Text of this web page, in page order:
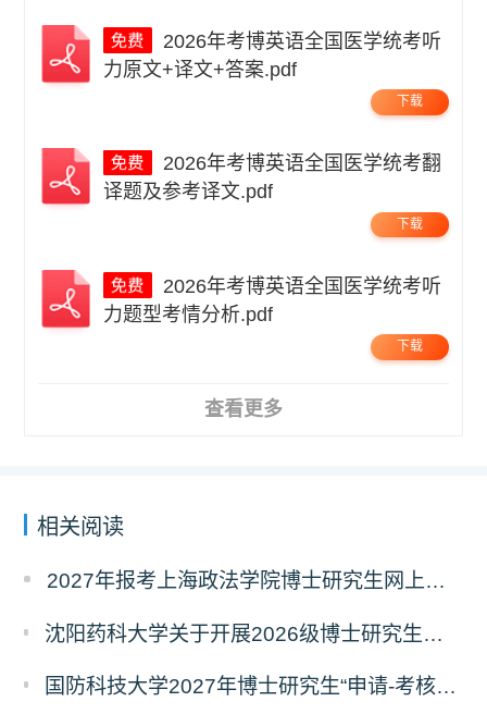
力原文+译文+答案.pdf
下载
译题及参考译文.pdf
下载
力题型考情分析.pdf
下载
查看更多
相关阅读
2027年报考上海政法学院博士研究生网上报名公告
沈阳药科大学关于开展2026级博士研究生录取后信息采集及档案调取等相关工作的通知
国防科技大学2027年博士研究生“申请-考核”制招生专业基础笔试考试大纲